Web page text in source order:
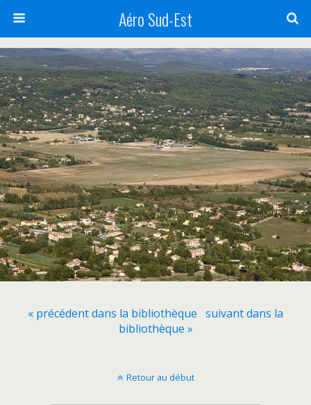
Aéro Sud-Est
« précédent dans la bibliothèque suivant dans la
bibliothèque »
Retour au début